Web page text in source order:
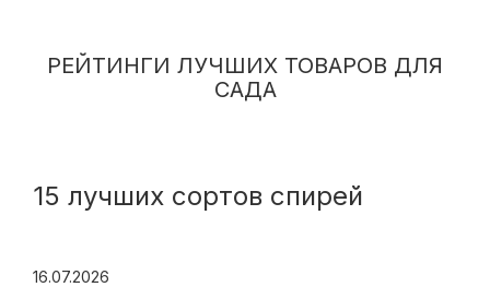
РЕЙТИНГИ ЛУЧШИХ ТОВАРОВ ДЛЯ
САДА
15 лучших сортов спирей
16.07.2026